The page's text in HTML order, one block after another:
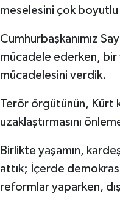
meselesini çok boyutlu
Cumhurbaşkanımız
mücadele ederken, bir
mücadelesini verdik.
Terör örgütünün, Kürt
uzaklaştırmasını
Birlikte yaşamın,
attık; İçerde
reformlar yaparken,